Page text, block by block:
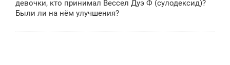
б
щ
девочки, кто принимал Вессел Дуэ Ф (сулодексид)?
Были ли на нём улучшения?